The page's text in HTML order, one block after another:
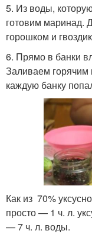
5. Из воды,
готовим маринад.
горошком и
6. Прямо в банки
Заливаем
каждую банку
Как из 70%
просто — 1 ч. л.
— 7 ч. л. воды.